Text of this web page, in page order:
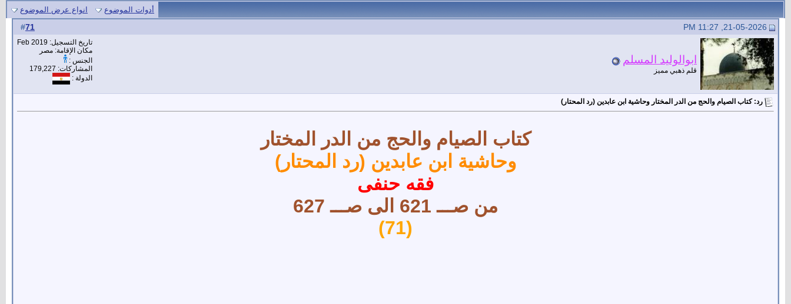
أدوات الموضوع انواع عرض الموضوع
71
ابوالوليد المسلم
قلم ذهبي مميز
تاريخ التسجيل: Feb 2019
مكان الإقامة: مصر
الجنس :
المشاركات: 179,227
الدولة :
رد: كتاب الصيام والحج من الدر المختار وحاشية ابن عابدين (رد المحتار)
كتاب الصيام والحج من الدر المختار
وحاشية ابن عابدين (رد المحتار)
فقه حنفى
من صـــ 621 الى صـــ 627
(71)